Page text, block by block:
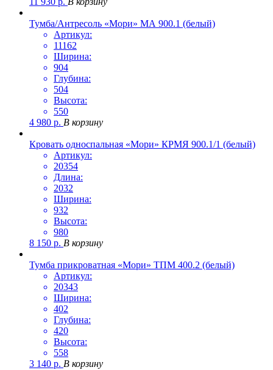
Тумба/Антресоль «Мори» МА 900.1 (белый)
Артикул:
11162
Ширина:
904
Глубина:
504
Высота:
550
4 980 р. В корзину
Кровать односпальная «Мори» КРМЯ 900.1/1 (белый)
Артикул:
20354
Длина:
2032
Ширина:
932
Высота:
980
8 150 р. В корзину
Тумба прикроватная «Мори» ТПМ 400.2 (белый)
Артикул:
20343
Ширина:
402
Глубина:
420
Высота:
558
3 140 р. В корзину